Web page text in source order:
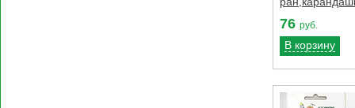
76 руб.
В корзину